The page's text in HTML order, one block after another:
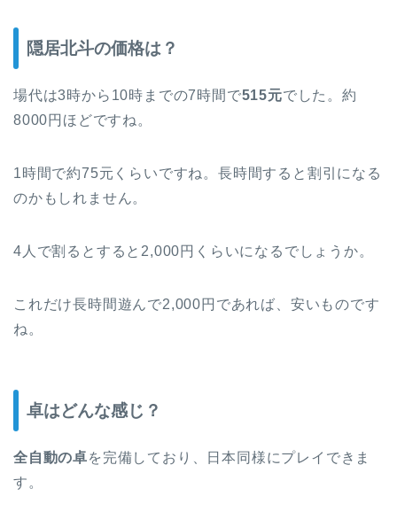
隠居北斗の価格は？
場代は3時から10時までの7時間で515元でした。約
8000円ほどですね。
1時間で約75元くらいですね。長時間すると割引になる
のかもしれません。
4人で割るとすると2,000円くらいになるでしょうか。
これだけ長時間遊んで2,000円であれば、安いものです
ね。
卓はどんな感じ？
全自動の卓を完備しており、日本同様にプレイできま
す。